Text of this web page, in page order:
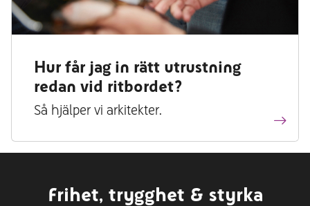
Hur får jag in rätt utrustning
redan vid ritbordet?
Så hjälper vi arkitekter.
Frihet, trygghet & styrka